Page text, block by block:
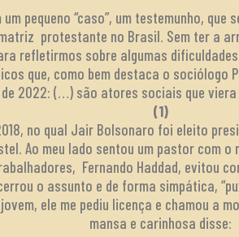
pequeno “caso”, um testemunho,
protestante no Brasil. Sem ter a
refletirmos sobre algumas
que, como bem destaca o sociólogo
de 2022: (…) são atores sociais que
(1)
no qual Jair Bolsonaro foi eleito
Ao meu lado sentou um pastor com
Fernando Haddad, evitou
o assunto e de forma simpática,
ele me pediu licença e chamou a
mansa e carinhosa disse: